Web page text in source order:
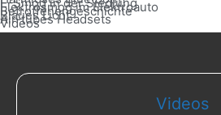
E-Smog in der Siedlung
Elektrosmog im Elektroauto
Betroffenengeschichte
Blaues Licht
Air-tubes Headsets
Videos
Videos